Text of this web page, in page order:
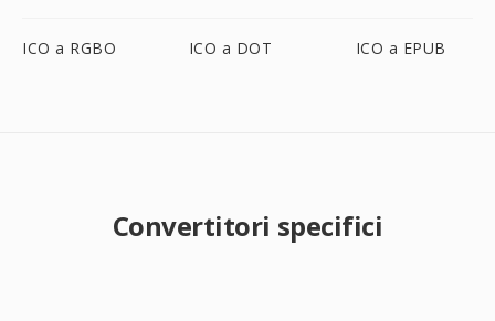
ICO a RGBO ICO a DOT ICO a EPUB
Convertitori specifici